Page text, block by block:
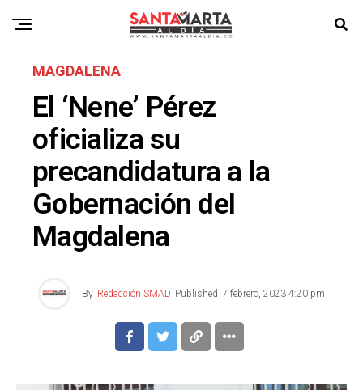
MAGDALENA
El ‘Nene’ Pérez
oficializa su
precandidatura a la
Gobernación del
Magdalena
By Redacción SMAD Published 7 febrero, 2023 4:20 pm